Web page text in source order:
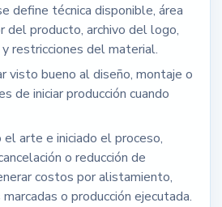
define técnica disponible, área
del producto, archivo del logo,
restricciones del material.
visto bueno al diseño, montaje o
de iniciar producción cuando
el arte e iniciado el proceso,
o reducción de
costos por alistamiento,
o producción ejecutada.